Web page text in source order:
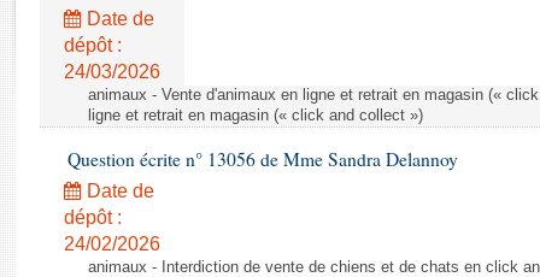
Rapports législatifs
Rapports sur l'application des lois
Baromètre de l’application des lois
Dossiers législatifs
Budget et sécurité sociale
Questions écrites et orales
Comptes rendus des débats
Date de
dépôt :
24/03/2026
animaux - Vente d'animaux en ligne et retrait en magasin («
ligne et retrait en magasin (« click and collect »)
Question écrite n° 13056 de Mme Sandra Delannoy
Date de
dépôt :
24/02/2026
animaux - Interdiction de vente de chiens et de chats en click